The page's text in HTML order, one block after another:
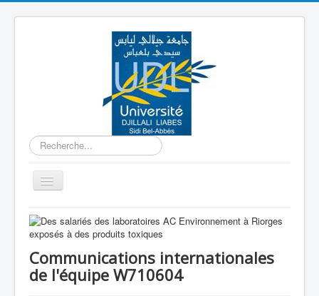
Rechercher
Basculer
la
Accueil
Equipe W710601
Equipe W710602
Equipe W710603
Communications internationales
de l'équipe W710604